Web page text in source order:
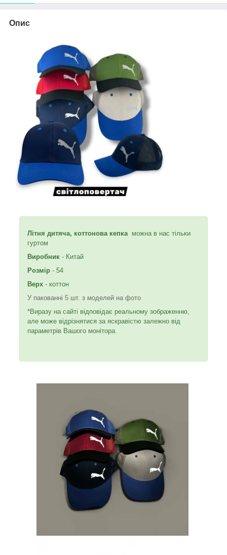
Опис
Літня дитяча, коттонова кепка можна в нас тільки
гуртом
Виробник - Китай
Розмір - 54
Верх - коттон
У пакованні 5 шт. з моделей на фото
*Виразу на сайті відповідає реальному зображенню,
але може відрізнятися за яскравістю залежно від
параметрів Вашого монітора.